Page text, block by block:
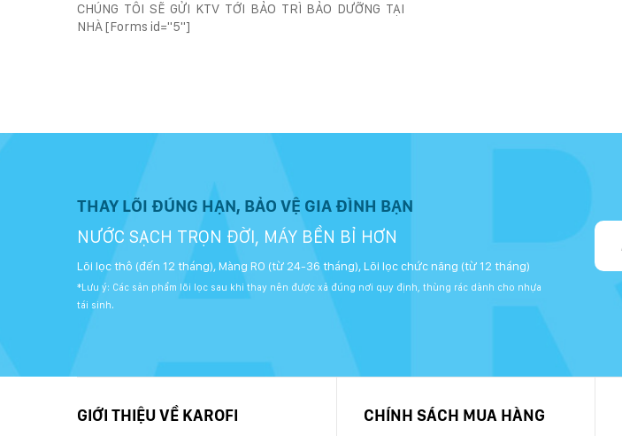
CHÚNG TÔI SẼ GỬI KTV TỚI BẢO TRÌ BẢO DƯỠNG TẠI
NHÀ [Forms id="5"]
THAY LÕI ĐÚNG HẠN, BẢO VỆ GIA ĐÌNH BẠN
NƯỚC SẠCH TRỌN ĐỜI, MÁY BỀN BỈ HƠN
Lõi lọc thô (đến 12 tháng), Màng RO (từ 24-36 tháng), Lõi lọc chức năng (từ 12 tháng)
*Lưu ý: Các sản phẩm lõi lọc sau khi thay nên được xả đúng nơi quy định, thùng rác dành cho nhựa
tái sinh.
GIỚI THIỆU VỀ KAROFI CHÍNH SÁCH MUA HÀNG